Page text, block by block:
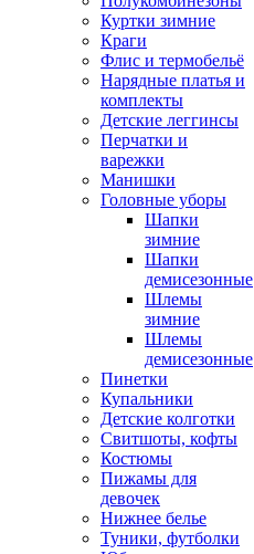
Куртки зимние
Краги
Флис и термобельё
Нарядные платья и
комплекты
Детские леггинсы
Перчатки и
варежки
Манишки
Головные уборы
Шапки
зимние
Шапки
демисезонные
Шлемы
зимние
Шлемы
демисезонные
Пинетки
Купальники
Детские колготки
Свитшоты, кофты
Костюмы
Пижамы для
девочек
Нижнее белье
Туники, футболки